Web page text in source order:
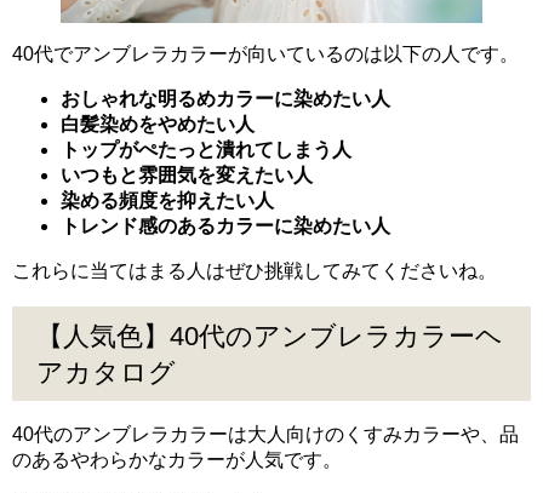
40代でアンブレラカラーが向いているのは以下の人です。
おしゃれな明るめカラーに染めたい人
白髪染めをやめたい人
トップがぺたっと潰れてしまう人
いつもと雰囲気を変えたい人
染める頻度を抑えたい人
トレンド感のあるカラーに染めたい人
これらに当てはまる人はぜひ挑戦してみてくださいね。
【人気色】40代のアンブレラカラーヘ
アカタログ
40代のアンブレラカラーは大人向けのくすみカラーや、品
のあるやわらかなカラーが人気です。